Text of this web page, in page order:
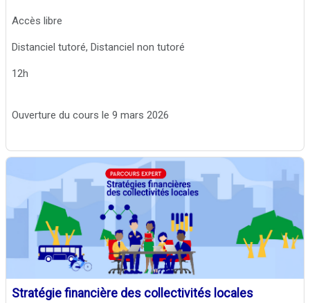
Accès libre
Distanciel tutoré, Distanciel non tutoré
12h
Ouverture du cours le 9 mars 2026
Stratégie financière des collectivités locales